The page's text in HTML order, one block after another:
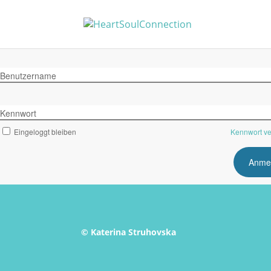
Benutzername
Kennwort
Eingeloggt bleiben Kennwort
© Katerina Struhovska